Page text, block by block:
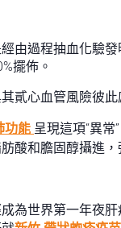
由過程抽血化驗
擺佈。
貳心血管風險彼
功能 呈現這項“異
酸和膽固醇攝進
為世界第一年夜